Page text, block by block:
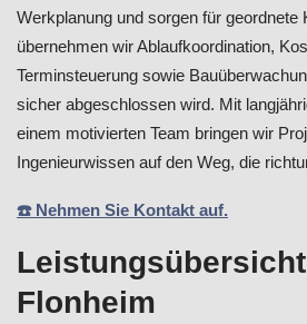
Werkplanung und sorgen für geordnete
übernehmen wir Ablaufkoordination,
Terminsteuerung sowie
sicher abgeschlossen wird. Mit
einem motivierten Team bringen wir
Ingenieurwissen auf den Weg, die
☎️ Nehmen Sie Kontakt auf.
Flonheim